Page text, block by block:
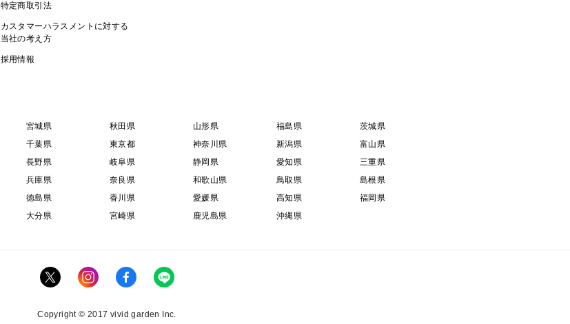
特定商取引法
カスタマーハラスメントに対する
当社の考え方
採用情報
宮城県 秋田県 山形県 福島県
茨城県
千葉県 東京都 神奈川県 新潟県
富山県
長野県 岐阜県 静岡県 愛知県
三重県
兵庫県 奈良県 和歌山県 鳥取県
島根県
徳島県 香川県 愛媛県 高知県
福岡県
大分県 宮崎県 鹿児島県 沖縄県
Copyright © 2017 vivid garden Inc.